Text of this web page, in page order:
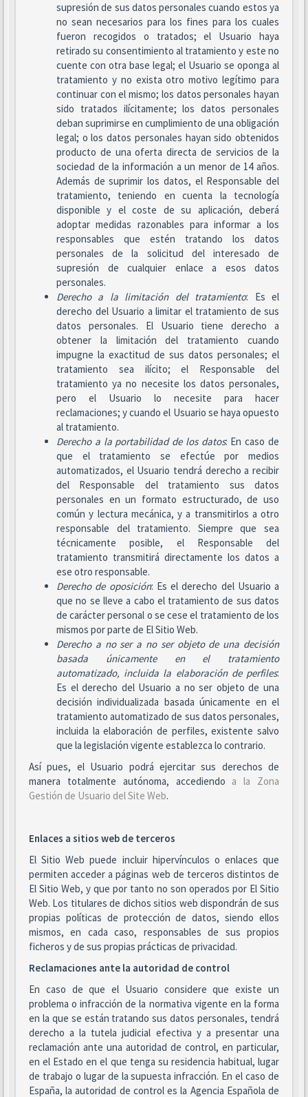
supresión de sus datos personales cuando estos ya
no sean necesarios para los fines para los cuales
fueron recogidos o tratados; el Usuario haya
retirado su consentimiento al tratamiento y este no
cuente con otra base legal; el Usuario se oponga al
tratamiento y no exista otro motivo legítimo para
continuar con el mismo; los datos personales hayan
sido tratados ilícitamente; los datos personales
deban suprimirse en cumplimiento de una obligación
legal; o los datos personales hayan sido obtenidos
producto de una oferta directa de servicios de la
sociedad de la información a un menor de 14 años.
Además de suprimir los datos, el Responsable del
tratamiento, teniendo en cuenta la tecnología
disponible y el coste de su aplicación, deberá
adoptar medidas razonables para informar a los
responsables que estén tratando los datos
personales de la solicitud del interesado de
supresión de cualquier enlace a esos datos
personales.
Derecho a la limitación del tratamiento: Es el
derecho del Usuario a limitar el tratamiento de sus
datos personales. El Usuario tiene derecho a
obtener la limitación del tratamiento cuando
impugne la exactitud de sus datos personales; el
tratamiento sea ilícito; el Responsable del
tratamiento ya no necesite los datos personales,
pero el Usuario lo necesite para hacer
reclamaciones; y cuando el Usuario se haya opuesto
al tratamiento.
Derecho a la portabilidad de los datos: En caso de
que el tratamiento se efectúe por medios
automatizados, el Usuario tendrá derecho a recibir
del Responsable del tratamiento sus datos
personales en un formato estructurado, de uso
común y lectura mecánica, y a transmitirlos a otro
responsable del tratamiento. Siempre que sea
técnicamente posible, el Responsable del
tratamiento transmitirá directamente los datos a
ese otro responsable.
Derecho de oposición: Es el derecho del Usuario a
que no se lleve a cabo el tratamiento de sus datos
de carácter personal o se cese el tratamiento de los
mismos por parte de El Sitio Web.
Derecho a no ser a no ser objeto de una decisión
basada únicamente en el tratamiento
automatizado, incluida la elaboración de perfiles:
Es el derecho del Usuario a no ser objeto de una
decisión individualizada basada únicamente en el
tratamiento automatizado de sus datos personales,
incluida la elaboración de perfiles, existente salvo
que la legislación vigente establezca lo contrario.
Así pues, el Usuario podrá ejercitar sus derechos de
manera totalmente autónoma, accediendo a la Zona
Gestión de Usuario del Site Web.
Enlaces a sitios web de terceros
El Sitio Web puede incluir hipervínculos o enlaces que
permiten acceder a páginas web de terceros distintos de
El Sitio Web, y que por tanto no son operados por El Sitio
Web. Los titulares de dichos sitios web dispondrán de sus
propias políticas de protección de datos, siendo ellos
mismos, en cada caso, responsables de sus propios
ficheros y de sus propias prácticas de privacidad.
Reclamaciones ante la autoridad de control
En caso de que el Usuario considere que existe un
problema o infracción de la normativa vigente en la forma
en la que se están tratando sus datos personales, tendrá
derecho a la tutela judicial efectiva y a presentar una
reclamación ante una autoridad de control, en particular,
en el Estado en el que tenga su residencia habitual, lugar
de trabajo o lugar de la supuesta infracción. En el caso de
España, la autoridad de control es la Agencia Española de